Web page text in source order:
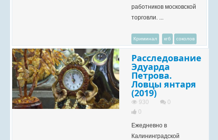
работников московской
торговли. ...
Криминал кгб соколов
Расследование
Эдуарда
Петрова.
Ловцы янтаря
(2019)
930
0
0
Ежедневно в
Калининградской